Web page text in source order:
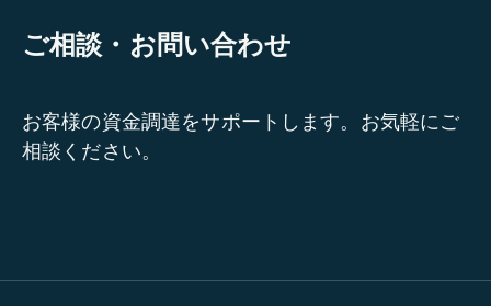
ご相談・お問い合わせ
お客様の資金調達をサポートします。お気軽にご
相談ください。